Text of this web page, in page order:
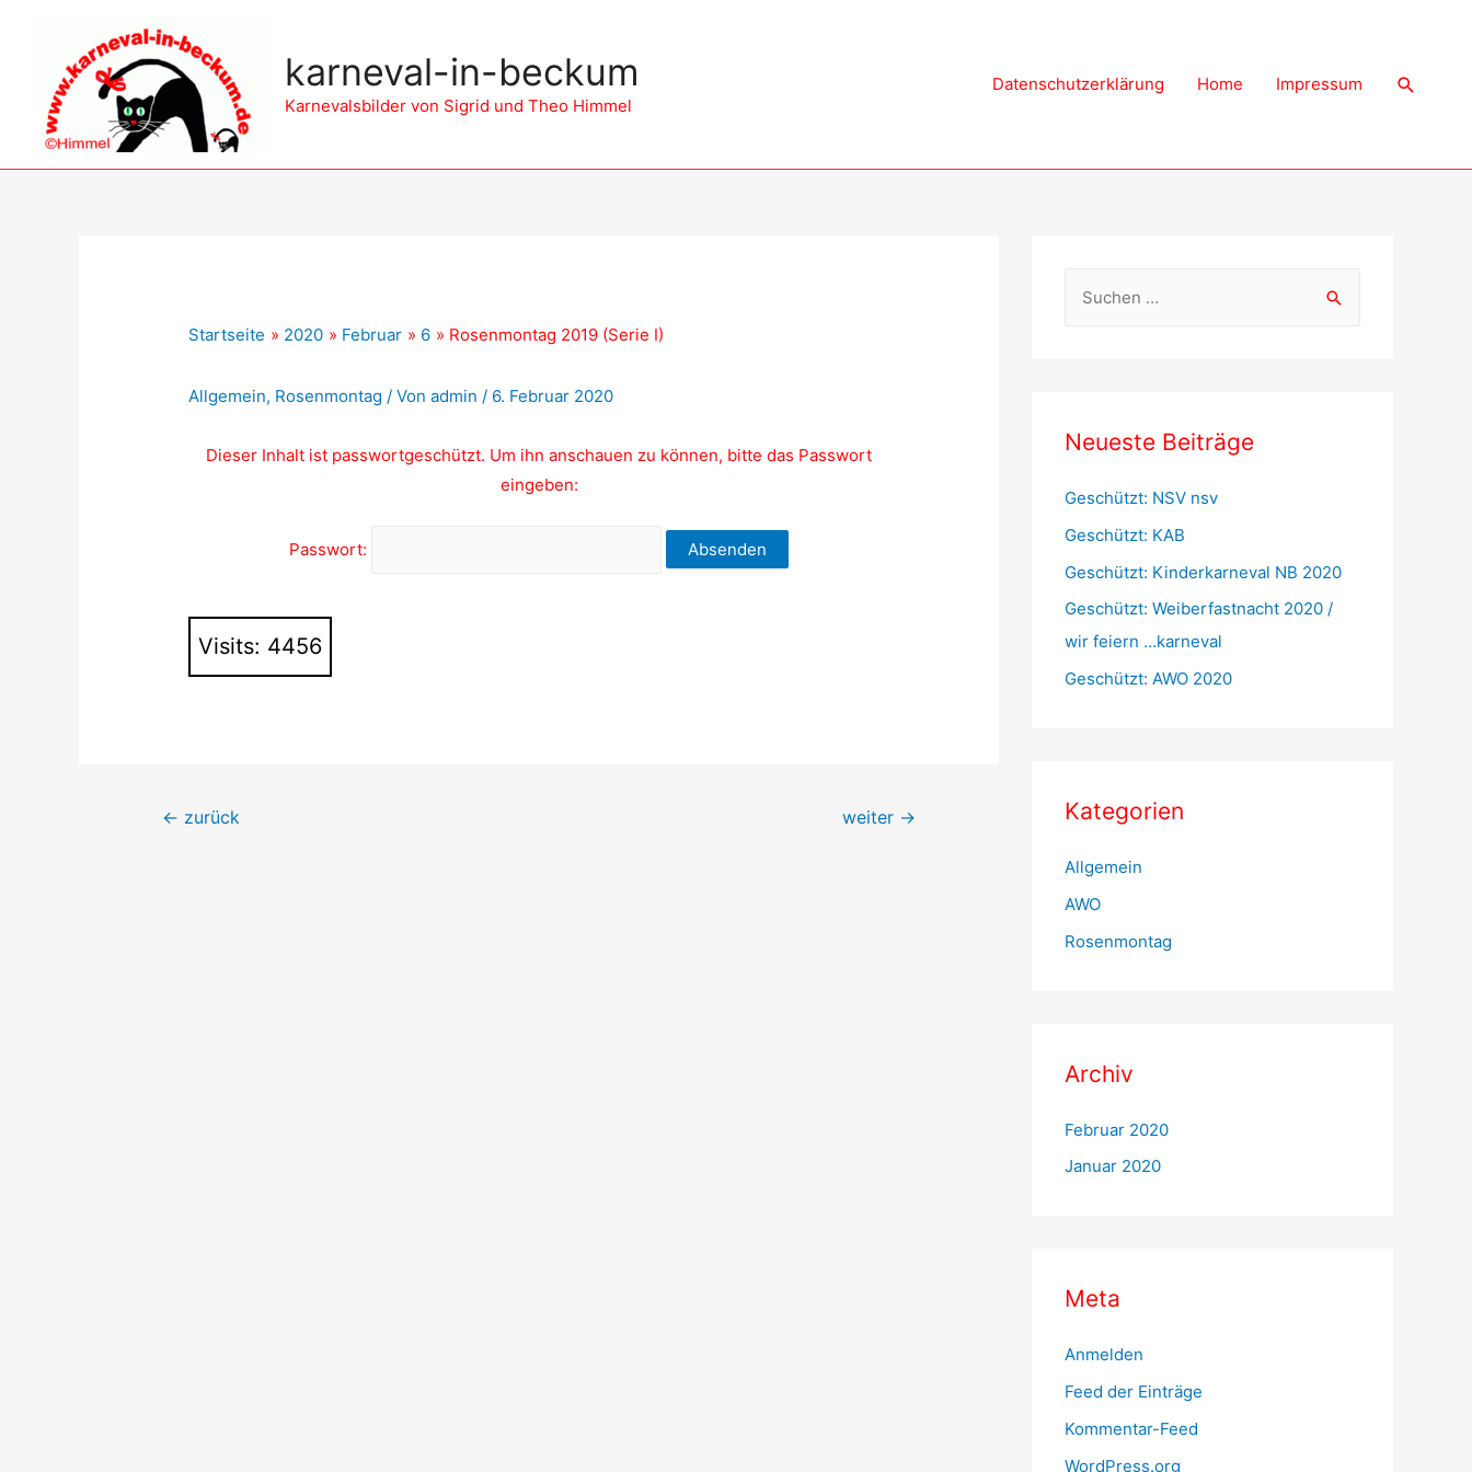
karneval-in-beckum
Karnevalsbilder von Sigrid und Theo Himmel
Datenschutzerklärung Home Impressum Suche
Startseite 2020 Februar 6 Rosenmontag 2019 (Serie I)
Allgemein, Rosenmontag / Vonadmin / 6. Februar 2020
Dieser Inhalt ist passwortgeschützt. Um ihn anschauen zu können, bitte das Passwort
eingeben:
Passwort:
Visits: 4456
Beitragsnavigation
← zurück weiter →
n
h
:
Neueste Beiträge
Geschützt: NSV nsv
Geschützt: KAB
Geschützt: Kinderkarneval NB 2020
Geschützt: Weiberfastnacht 2020 /
wir feiern …karneval
Geschützt: AWO 2020
Kategorien
Allgemein
AWO
Rosenmontag
Archiv
Februar 2020
Januar 2020
Meta
Anmelden
Feed der Einträge
Kommentar-Feed
WordPress.org